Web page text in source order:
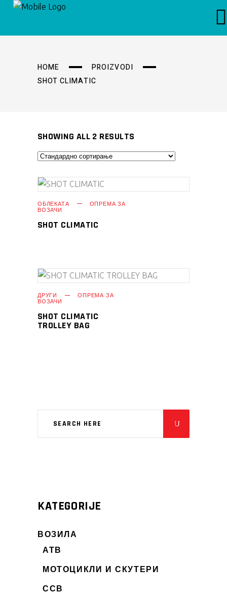
HOME
PROIZVODI
SHOT CLIMATIC
SHOWING ALL 2 RESULTS
ПРОЧИТАЈ ПОВЕЌЕ
ОБЛЕКАТА ОПРЕМА ЗА
ВОЗАЧИ
SHOT CLIMATIC
ПРОЧИТАЈ ПОВЕЌЕ
ДРУГИ ОПРЕМА ЗА
ВОЗАЧИ
SHOT CLIMATIC
TROLLEY BAG
KATEGORIJE
ВОЗИЛА
АТВ
МОТОЦИКЛИ И СКУТЕРИ
ССВ